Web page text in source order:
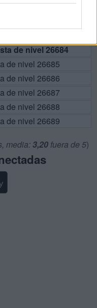
de nivel 26681
de nivel 26682
de nivel 26684
de nivel 26685
de nivel 26686
de nivel 26687
de nivel 26688
de nivel 26689
media: 3,20 fuera de 5)